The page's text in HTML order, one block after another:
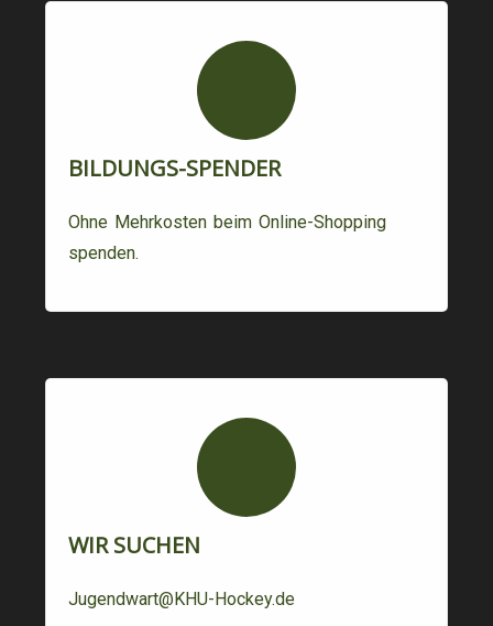
BILDUNGS-SPENDER
Ohne Mehrkosten beim Online-Shopping
spenden.
WIR SUCHEN
Jugendwart@KHU-Hockey.de